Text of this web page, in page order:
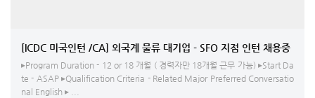
[ICDC 미국인턴 /CA] 외국계 물류 대기업 - SFO 지점 인턴 채용중
▸Program Duration - 12 or 18 개월 ( 경력자만 18개월 근무 가능) ▸Start Da
te - ASAP ▸Qualification Criteria - Related Major Preferred Conversatio
nal English ▸ ...